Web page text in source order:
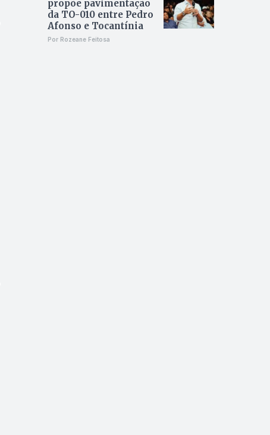
propõe pavimentação
da TO-010 entre Pedro
Afonso e Tocantínia
Por Rozeane Feitosa